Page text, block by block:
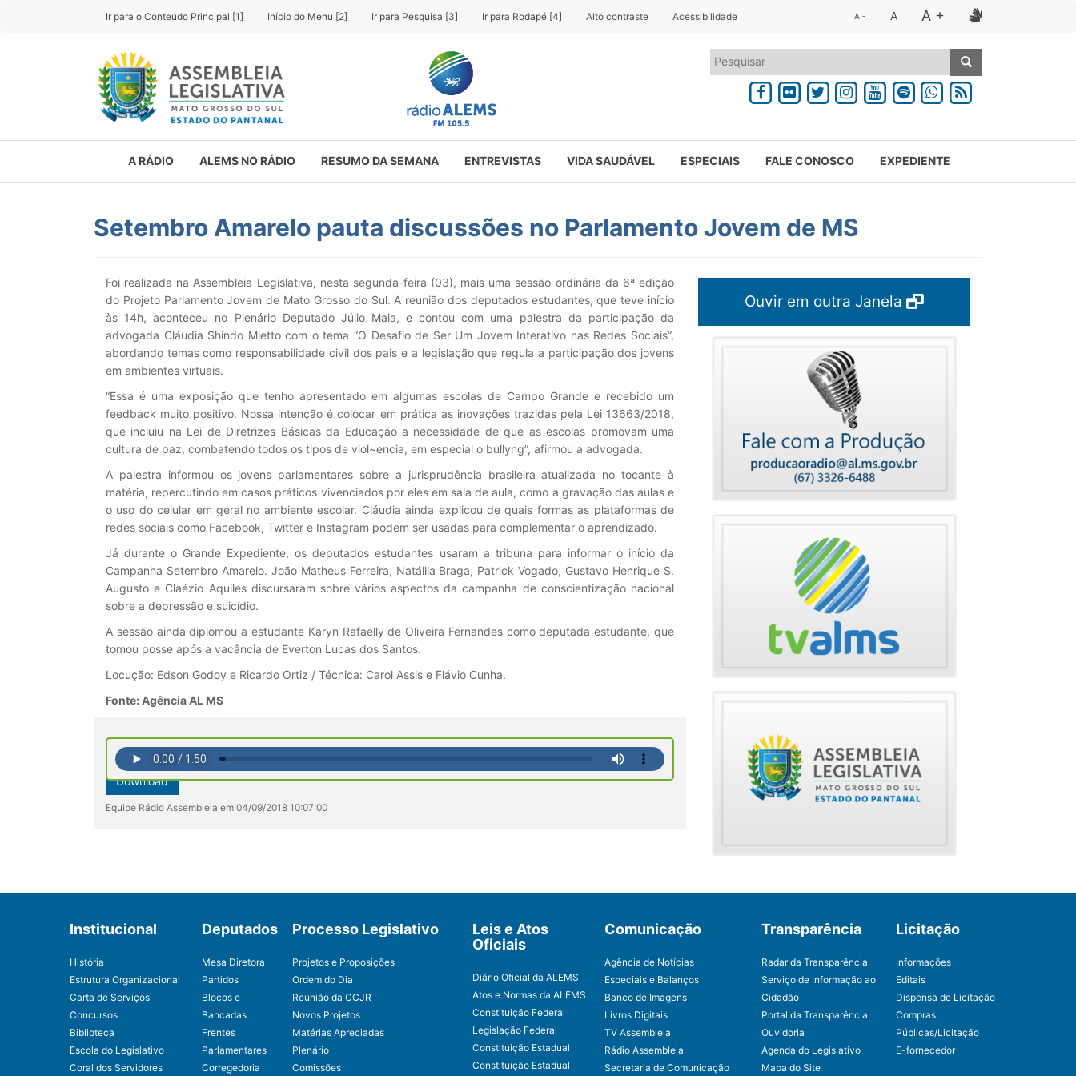
Ir para o Conteúdo Principal [1] Início do Menu [2] Ir para Pesquisa [3] Ir para Rodapé [4] Alto contraste Acessibilidade A - A A +
A RÁDIO ALEMS NO RÁDIO RESUMO DA SEMANA ENTREVISTAS VIDA SAUDÁVEL ESPECIAIS FALE CONOSCO EXPEDIENTE
Setembro Amarelo pauta discussões no Parlamento Jovem de MS
Foi realizada na Assembleia Legislativa, nesta segunda-feira (03), mais uma sessão ordinária da 6ª edição
do Projeto Parlamento Jovem de Mato Grosso do Sul. A reunião dos deputados estudantes, que teve início
às 14h, aconteceu no Plenário Deputado Júlio Maia, e contou com uma palestra da participação da
advogada Cláudia Shindo Mietto com o tema “O Desafio de Ser Um Jovem Interativo nas Redes Sociais”,
abordando temas como responsabilidade civil dos pais e a legislação que regula a participação dos jovens
em ambientes virtuais.
“Essa é uma exposição que tenho apresentado em algumas escolas de Campo Grande e recebido um
feedback muito positivo. Nossa intenção é colocar em prática as inovações trazidas pela Lei 13663/2018,
que incluiu na Lei de Diretrizes Básicas da Educação a necessidade de que as escolas promovam uma
cultura de paz, combatendo todos os tipos de viol~encia, em especial o bullyng”, afirmou a advogada.
A palestra informou os jovens parlamentares sobre a jurisprudência brasileira atualizada no tocante à
matéria, repercutindo em casos práticos vivenciados por eles em sala de aula, como a gravação das aulas e
o uso do celular em geral no ambiente escolar. Cláudia ainda explicou de quais formas as plataformas de
redes sociais como Facebook, Twitter e Instagram podem ser usadas para complementar o aprendizado.
Já durante o Grande Expediente, os deputados estudantes usaram a tribuna para informar o início da
Campanha Setembro Amarelo. João Matheus Ferreira, Natállia Braga, Patrick Vogado, Gustavo Henrique S.
Augusto e Claézio Aquiles discursaram sobre vários aspectos da campanha de conscientização nacional
sobre a depressão e suicídio.
A sessão ainda diplomou a estudante Karyn Rafaelly de Oliveira Fernandes como deputada estudante, que
tomou posse após a vacância de Everton Lucas dos Santos.
Locução: Edson Godoy e Ricardo Ortiz / Técnica: Carol Assis e Flávio Cunha.
Fonte: Agência AL MS
Download
Equipe Rádio Assembleia em 04/09/2018 10:07:00
Ouvir em outra Janela
Institucional
História
Estrutura Organizacional
Carta de Serviços
Concursos
Biblioteca
Escola do Legislativo
Coral dos Servidores
Deputados
Mesa Diretora
Partidos
Blocos e
Bancadas
Frentes
Parlamentares
Corregedoria
Processo Legislativo
Projetos e Proposições
Ordem do Dia
Reunião da CCJR
Novos Projetos
Matérias Apreciadas
Plenário
Comissões
Leis e Atos
Oficiais
Diário Oficial da ALEMS
Atos e Normas da ALEMS
Constituição Federal
Legislação Federal
Constituição Estadual
Constituição Estadual
Comunicação
Agência de Notícias
Especiais e Balanços
Banco de Imagens
Livros Digitais
TV Assembleia
Rádio Assembleia
Secretaria de Comunicação
Transparência
Radar da Transparência
Serviço de Informação ao
Cidadão
Portal da Transparência
Ouvidoria
Agenda do Legislativo
Mapa do Site
Licitação
Informações
Editais
Dispensa de Licitação
Compras
Públicas/Licitação
E-fornecedor